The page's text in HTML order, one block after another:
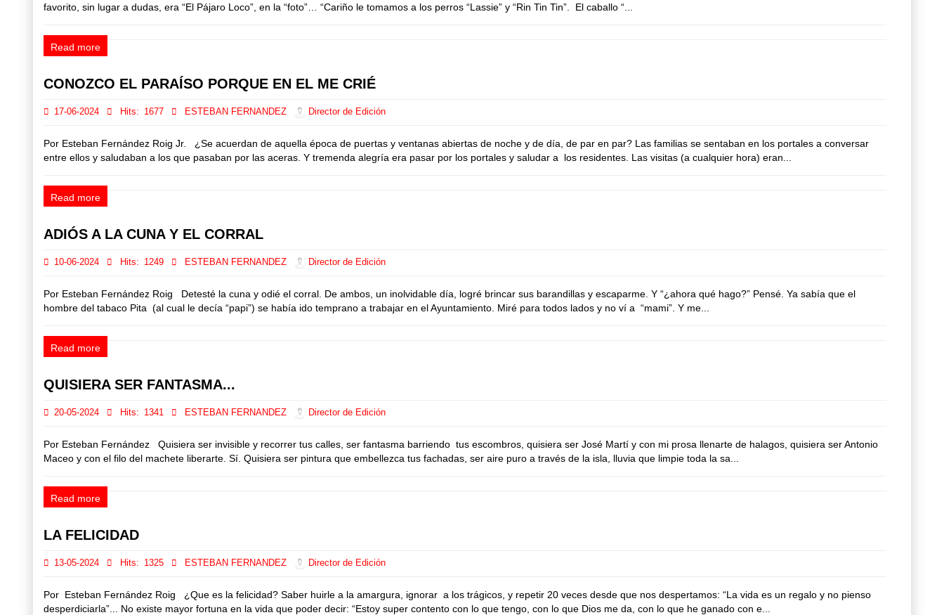
favorito, sin lugar a dudas, era “El Pájaro Loco”, en la “foto”… “Cariño le tomamos a los perros “Lassie” y “Rin Tin Tin”. El caballo “...
Read more
CONOZCO EL PARAÍSO PORQUE EN EL ME CRIÉ
17-06-2024 Hits: 1677 ESTEBAN FERNANDEZ Director de Edición
Por Esteban Fernández Roig Jr. ¿Se acuerdan de aquella época de puertas y ventanas abiertas de noche y de día, de par en par? Las familias se sentaban en los portales a conversar
entre ellos y saludaban a los que pasaban por las aceras. Y tremenda alegría era pasar por los portales y saludar a los residentes. Las visitas (a cualquier hora) eran...
Read more
ADIÓS A LA CUNA Y EL CORRAL
10-06-2024 Hits: 1249 ESTEBAN FERNANDEZ Director de Edición
Por Esteban Fernández Roig Detesté la cuna y odié el corral. De ambos, un inolvidable día, logré brincar sus barandillas y escaparme. Y “¿ahora qué hago?” Pensé. Ya sabía que el
hombre del tabaco Pita (al cual le decía “papi”) se había ido temprano a trabajar en el Ayuntamiento. Miré para todos lados y no ví a “mami”. Y me...
Read more
QUISIERA SER FANTASMA...
20-05-2024 Hits: 1341 ESTEBAN FERNANDEZ Director de Edición
Por Esteban Fernández Quisiera ser invisible y recorrer tus calles, ser fantasma barriendo tus escombros, quisiera ser José Martí y con mi prosa llenarte de halagos, quisiera ser Antonio
Maceo y con el filo del machete liberarte. Sí. Quisiera ser pintura que embellezca tus fachadas, ser aire puro a través de la isla, lluvia que limpie toda la sa...
Read more
LA FELICIDAD
13-05-2024 Hits: 1325 ESTEBAN FERNANDEZ Director de Edición
Por Esteban Fernández Roig ¿Que es la felicidad? Saber huirle a la amargura, ignorar a los trágicos, y repetir 20 veces desde que nos despertamos: “La vida es un regalo y no pienso
desperdiciarla”... No existe mayor fortuna en la vida que poder decir: “Estoy super contento con lo que tengo, con lo que Dios me da, con lo que he ganado con e...